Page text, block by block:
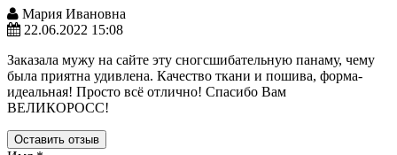
Мария Ивановна
22.06.2022 15:08
Заказала мужу на сайте эту сногсшибательную панаму, чему
была приятна удивлена. Качество ткани и пошива, форма-
идеальная! Просто всё отлично! Спасибо Вам
ВЕЛИКОРОСС!
Оставить отзыв